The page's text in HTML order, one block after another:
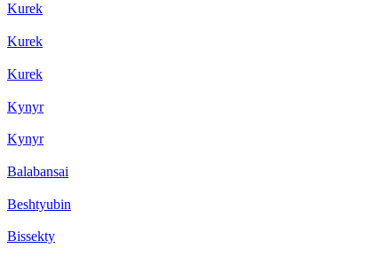
Kurek
Kurek
Kurek
Kynyr
Kynyr
Balabansai
Beshtyubin
Bissekty